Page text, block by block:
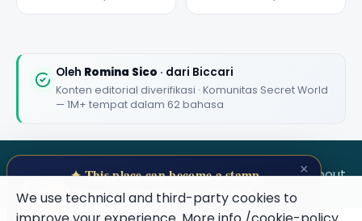
Oleh Romina Sico · dari Biccari
Konten editorial diverifikasi · Komunitas Secret World
— 1M+ tempat dalam 62 bahasa
SECRET WORLD TermsPrivacyAbout
★★★★★
1,000,000+ places in your pocket. Free.
We use technical and third-party cookies to
×
✦ This place can become a stamp
Collect secret places in your Secret